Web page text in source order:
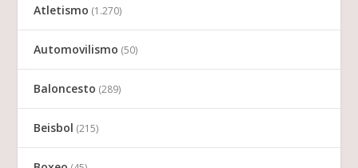
Atletismo (1.270)
Automovilismo (50)
Baloncesto (289)
Beisbol (215)